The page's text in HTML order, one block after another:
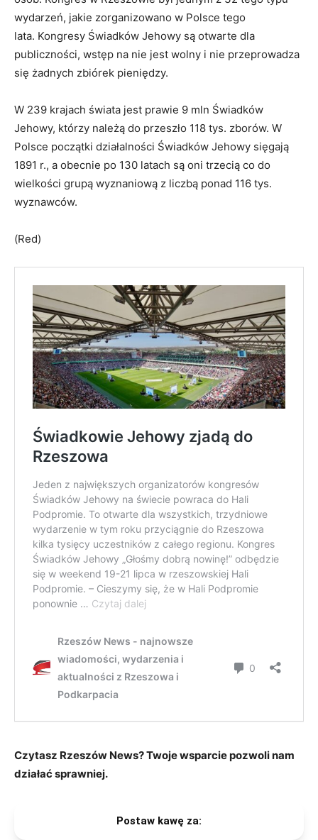
wydarzeń, jakie zorganizowano w Polsce tego
lata. Kongresy Świadków Jehowy są otwarte dla
publiczności, wstęp na nie jest wolny i nie przeprowadza
się żadnych zbiórek pieniędzy.
W 239 krajach świata jest prawie 9 mln Świadków
Jehowy, którzy należą do przeszło 118 tys. zborów. W
Polsce początki działalności Świadków Jehowy sięgają
1891 r., a obecnie po 130 latach są oni trzecią co do
wielkości grupą wyznaniową z liczbą ponad 116 tys.
wyznawców.
(Red)
Czytasz Rzeszów News? Twoje wsparcie pozwoli nam
działać sprawniej.
Postaw kawę za: